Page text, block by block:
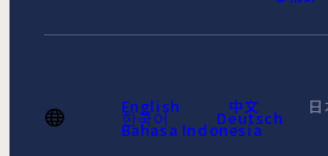
English 中文
한국어 Deutsch
Bahasa Indonesia